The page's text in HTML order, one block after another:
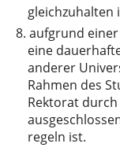
gleichzuhalten
8. aufgrund
eine
anderer
Rahmen des
Rektorat
regeln ist.